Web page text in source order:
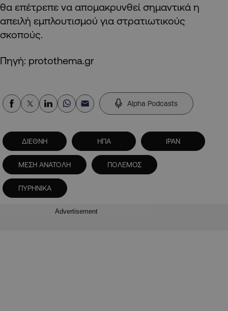
θα επέτρεπε να απομακρυνθεί σημαντικά η
απειλή εμπλουτισμού για στρατιωτικούς
σκοπούς.
Πηγή: protothema.gr
Alpha Podcasts
ΔΙΕΘΝΗ ΗΠΑ ΙΡΑΝ
ΜΕΣΗ ΑΝΑΤΟΛΗ ΠΟΛΕΜΟΣ
ΠΥΡΗΝΙΚΑ
Advertisement